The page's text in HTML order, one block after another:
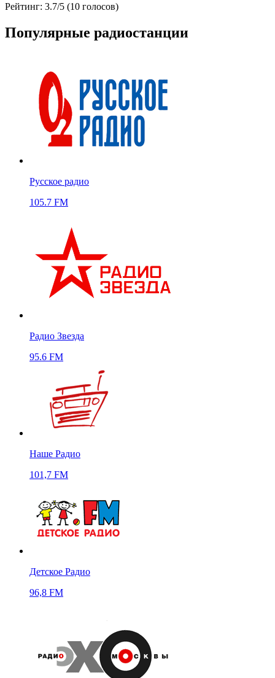
Рейтинг: 3.7/5 (10 голосов)
Популярные радиостанции
Русское радио
105.7 FM
Радио Звезда
95.6 FM
Наше Радио
101,7 FM
Детское Радио
96,8 FM